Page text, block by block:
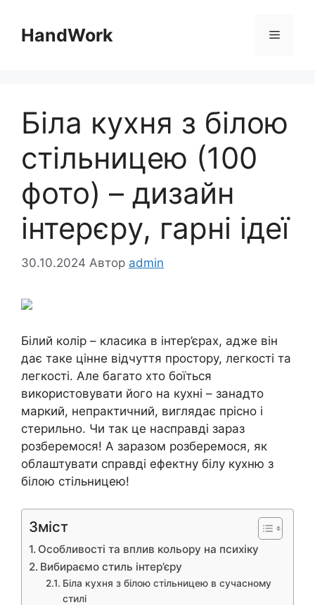
вмістуHandWork Меню
Біла кухня з білою
стільницею (100
фото) – дизайн
інтерєру, гарні ідеї
30.10.2024 Автор admin
Білий колір – класика в інтер’єрах, адже він
дає таке цінне відчуття простору, легкості та
легкості. Але багато хто боїться
використовувати його на кухні – занадто
маркий, непрактичний, виглядає прісно і
стерильно. Чи так це насправді зараз
розберемося! А заразом розберемося, як
облаштувати справді ефектну білу кухню з
білою стільницею!
Зміст
Особливості та вплив кольору на психіку
Вибираємо стиль інтер’єру
Біла кухня з білою стільницею в сучасному
стилі